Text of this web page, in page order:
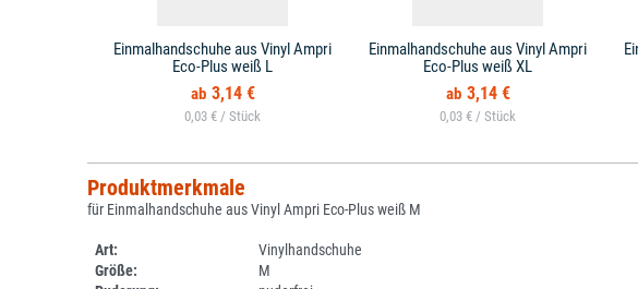
Einmalhandschuhe aus Vinyl Ampri
Eco-Plus weiß L
3,14 €
0,03 € /
Einmalhandschuhe aus Vinyl Ampri
Eco-Plus weiß XL
3,14 €
0,03 € /
Produktmerkmale
für Einmalhandschuhe aus Vinyl Ampri Eco-Plus weiß M
Art: Vinylhandschuhe
Größe:
M